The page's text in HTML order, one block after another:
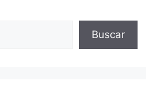
Buscar